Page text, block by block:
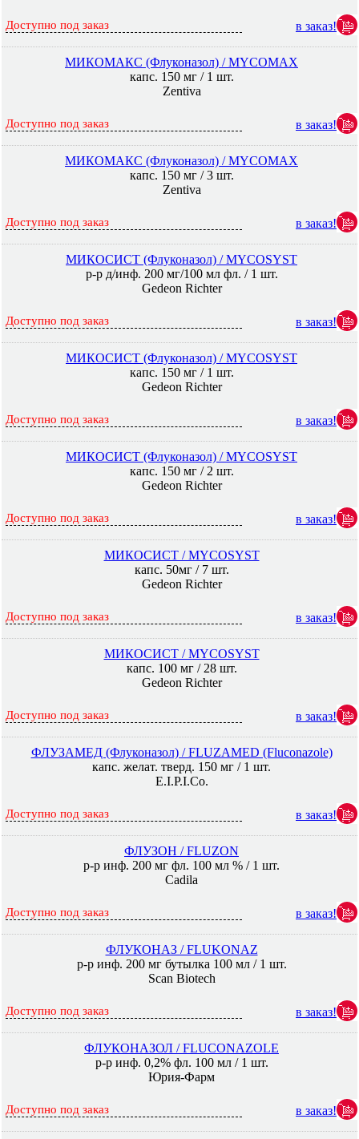
Доступно под заказ в заказ!
МИКОМАКС (Флуконазол) / MYCOMAX
капс. 150 мг / 1 шт.
Zentiva
Доступно под заказ в заказ!
МИКОМАКС (Флуконазол) / MYCOMAX
капс. 150 мг / 3 шт.
Zentiva
Доступно под заказ в заказ!
МИКОСИСТ (Флуконазол) / MYCOSYST
р-р д/инф. 200 мг/100 мл фл. / 1 шт.
Gedeon Richter
Доступно под заказ в заказ!
МИКОСИСТ (Флуконазол) / MYCOSYST
капс. 150 мг / 1 шт.
Gedeon Richter
Доступно под заказ в заказ!
МИКОСИСТ (Флуконазол) / MYCOSYST
капс. 150 мг / 2 шт.
Gedeon Richter
Доступно под заказ в заказ!
МИКОСИСТ / MYCOSYST
капс. 50мг / 7 шт.
Gedeon Richter
Доступно под заказ в заказ!
МИКОСИСТ / MYCOSYST
капс. 100 мг / 28 шт.
Gedeon Richter
Доступно под заказ в заказ!
ФЛУЗАМЕД (Флуконазол) / FLUZAMED (Fluconazole)
капс. желат. тверд. 150 мг / 1 шт.
E.I.P.I.Co.
Доступно под заказ в заказ!
ФЛУЗОН / FLUZON
р-р инф. 200 мг фл. 100 мл % / 1 шт.
Cadila
Доступно под заказ в заказ!
ФЛУКОНАЗ / FLUKONAZ
р-р инф. 200 мг бутылка 100 мл / 1 шт.
Scan Biotech
Доступно под заказ в заказ!
ФЛУКОНАЗОЛ / FLUCONAZOLE
р-р инф. 0,2% фл. 100 мл / 1 шт.
Юрия-Фарм
Доступно под заказ в заказ!